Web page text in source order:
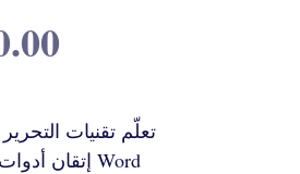
• تعلّم تقنيات
• إتقان أدوات التنسيق في برنامج Word